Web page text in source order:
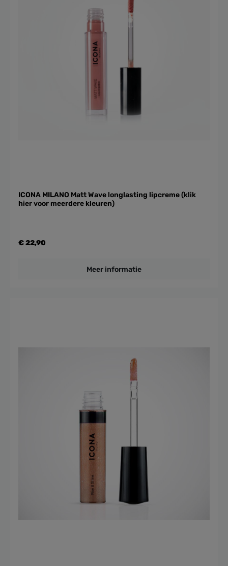
ICONA MILANO Matt Wave longlasting lipcreme (klik
hier voor meerdere kleuren)
€ 22,90
Meer informatie